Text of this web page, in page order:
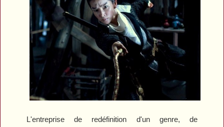
L'entreprise de redéfinition d'un genre, de